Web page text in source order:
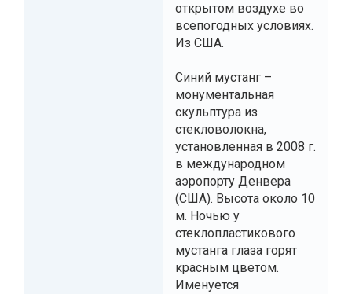
открытом воздухе во
всепогодных условиях.
Из США.
Синий мустанг –
монументальная
скульптура из
стекловолокна,
установленная в 2008 г.
в международном
аэропорту Денвера
(США). Высота около 10
м. Ночью у
стеклопластикового
мустанга глаза горят
красным цветом.
Именуется